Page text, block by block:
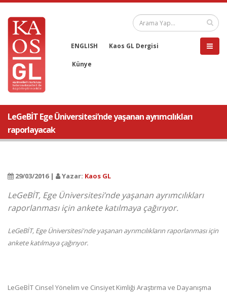
ENGLISH Kaos GL Dergisi
Künye
LeGeBİT Ege Üniversitesi’nde yaşanan ayrımcılıkları
raporlayacak
29/03/2016 | Yazar: Kaos GL
LeGeBİT, Ege Üniversitesi’nde yaşanan ayrımcılıkları
raporlanması için ankete katılmaya çağırıyor.
LeGeBİT, Ege Üniversitesi'nde yaşanan ayrımcılıkların raporlanması için
ankete katılmaya çağırıyor.
LeGeBİT Cinsel Yönelim ve Cinsiyet Kimliği Araştırma ve Dayanışma